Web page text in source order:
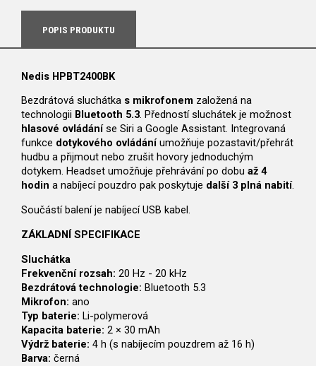
POPIS PRODUKTU
Nedis HPBT2400BK
Bezdrátová sluchátka s mikrofonem založená na
technologii Bluetooth 5.3. Předností sluchátek je možnost
hlasové ovládáníse Siri a Google Assistant. Integrovaná
funkce dotykového ovládáníumožňuje pozastavit/přehrát
hudbu a přijmout nebo zrušit hovory jednoduchým
dotykem. Headset umožňuje přehrávání po dobu až 4
hodin a nabíjecí pouzdro pak poskytuje další 3 plná nabití.
Součástí balení je nabíjecí USB kabel.
ZÁKLADNÍ SPECIFIKACE
Sluchátka
Frekvenční rozsah: 20 Hz - 20 kHz
Bezdrátová technologie: Bluetooth 5.3
Mikrofon: ano
Typ baterie: Li-polymerová
Kapacita baterie: 2 × 30 mAh
Výdrž baterie: 4 h (s nabíjecím pouzdrem až 16 h)
Barva: černá